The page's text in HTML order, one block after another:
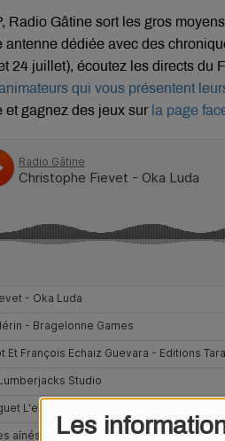
Les
Radio Gâtine sort les gros
antenne dédiée avec des
24 juillet), écoutez les directs du
qui vous présentent
et gagnez des jeux sur la page